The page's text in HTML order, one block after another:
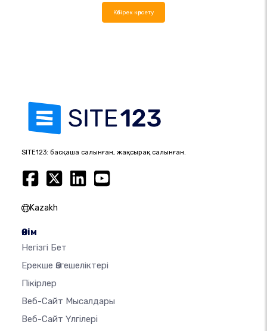
Көбірек көрсету
SITE123: басқаша салынған, жақсырақ салынған.
Kazakh
Өнім
Негізгі Бет
Ерекше Өзгешеліктері
Пікірлер
Веб-Сайт Мысалдары
Веб-Сайт Үлгілері